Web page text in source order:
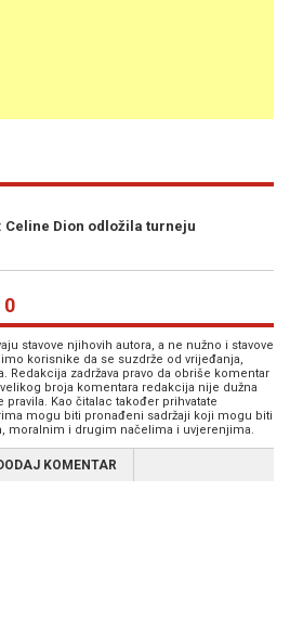
Celine Dion odložila turneju
0
stavove njihovih autora, a ne nužno i stavove
korisnike da se suzdrže od vrijeđanja,
Redakcija zadržava pravo da obriše komentar
broja komentara redakcija nije dužna
Kao čitalac također prihvatate
mogu biti pronađeni sadržaji koji mogu biti
moralnim i drugim načelima i uvjerenjima.
KOMENTAR